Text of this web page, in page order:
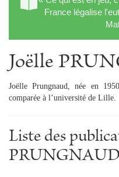
France légalise
Joëlle
Joëlle Prungnaud, née en
comparée à l’université de Lille.
Liste des
PRUNGNAUD